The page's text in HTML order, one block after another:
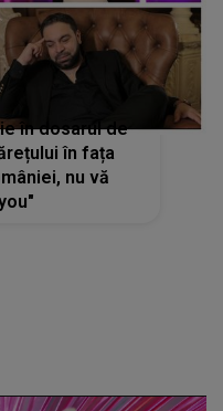
în dosarul de
în fața
nu vă